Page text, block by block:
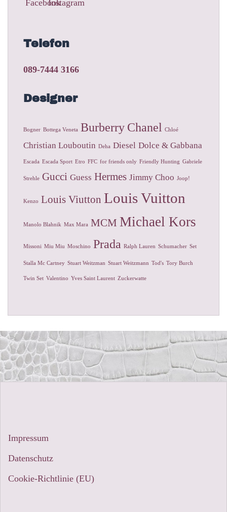
Telefon
089-7444 3166
Designer
Bogner Bottega Veneta Burberry Chanel Chloé
Christian Louboutin Deha Diesel Dolce & Gabbana
Escada Escada Sport Etro FFC for friends only Friendly Hunting Gabriele
Strehle Gucci Guess Hermes Jimmy Choo Joop!
Kenzo Louis Viutton Louis Vuitton
Manolo Blahnik Max Mara MCM Michael Kors
Missoni Miu Miu Moschino Prada Ralph Lauren Schumacher Set
Stalla Mc Cartney Stuart Weitzman Stuart Weitzmann Tod's Tory Burch
Twin Set Valentino Yves Saint Laurent Zuckerwatte
Impressum
Datenschutz
Cookie-Richtlinie (EU)